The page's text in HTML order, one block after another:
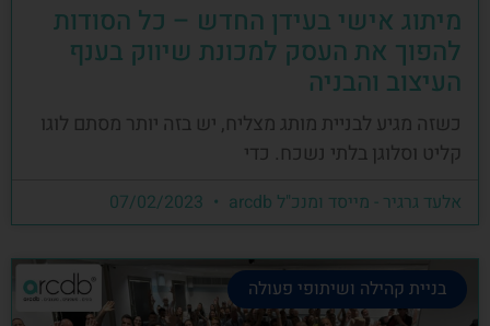
מיתוג אישי בעידן החדש – כל הסודות
להפוך את העסק למכונת שיווק בענף
העיצוב והבניה
כשזה מגיע לבניית מותג מצליח, יש בזה יותר מסתם לוגו
קליט וסלוגן בלתי נשכח. כדי
אלעד גרגיר - מייסד ומנכ"ל arcdb
בניית קהילה ושיתופי פעולה